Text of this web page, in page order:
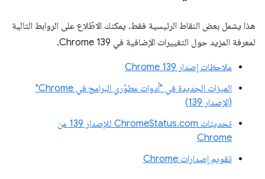
هذا يشمل بعض النقاط الرئيسية فقط. يمكنك الاطّلاع على الروابط التالية
لمعرفة المزيد حول التغييرات الإضافية في Chrome 139.
ملاحظات إصدار Chrome 139
الميزات الجديدة في "أدوات مطوّري البرامج في Chrome"
(الإصدار 139)
تحديثات ChromeStatus.com للإصدار 139 من
Chrome
تقويم إصدارات Chrome